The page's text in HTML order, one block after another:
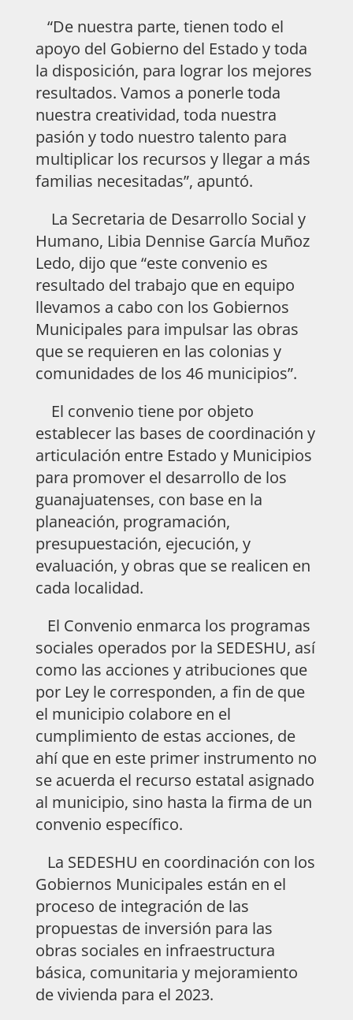
“De nuestra parte, tienen todo el
apoyo del Gobierno del Estado y toda
la disposición, para lograr los mejores
resultados. Vamos a ponerle toda
nuestra creatividad, toda nuestra
pasión y todo nuestro talento para
multiplicar los recursos y llegar a más
familias necesitadas”, apuntó.
La Secretaria de Desarrollo Social y
Humano, Libia Dennise García Muñoz
Ledo, dijo que “este convenio es
resultado del trabajo que en equipo
llevamos a cabo con los Gobiernos
Municipales para impulsar las obras
que se requieren en las colonias y
comunidades de los 46 municipios”.
El convenio tiene por objeto
establecer las bases de coordinación y
articulación entre Estado y Municipios
para promover el desarrollo de los
guanajuatenses, con base en la
planeación, programación,
presupuestación, ejecución, y
evaluación, y obras que se realicen en
cada localidad.
El Convenio enmarca los programas
sociales operados por la SEDESHU, así
como las acciones y atribuciones que
por Ley le corresponden, a fin de que
el municipio colabore en el
cumplimiento de estas acciones, de
ahí que en este primer instrumento no
se acuerda el recurso estatal asignado
al municipio, sino hasta la firma de un
convenio específico.
La SEDESHU en coordinación con los
Gobiernos Municipales están en el
proceso de integración de las
propuestas de inversión para las
obras sociales en infraestructura
básica, comunitaria y mejoramiento
de vivienda para el 2023.